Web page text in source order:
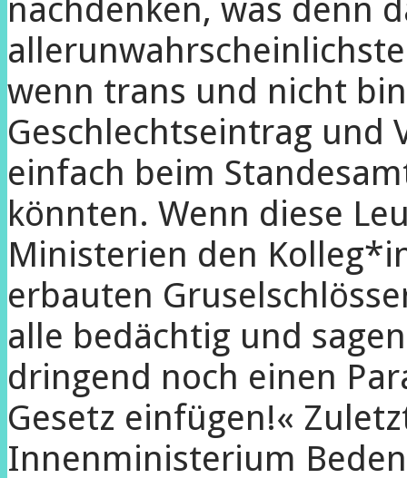
nachdenken, was denn
wenn trans und nicht
Geschlechtseintrag und
einfach beim
könnten. Wenn diese
Ministerien den
erbauten
alle bedächtig und
dringend noch einen
Gesetz einfügen!«
Innenministerium